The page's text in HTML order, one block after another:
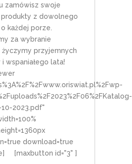
zamówisz swoje
z dowolnego
każdej porze.
za wybranie
życzymy przyjemnych
i wspaniałego lata!
2023.pdf"
download=true
[maxbutton id="3" ]